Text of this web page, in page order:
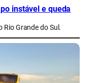
instável e queda
Rio Grande do Sul.